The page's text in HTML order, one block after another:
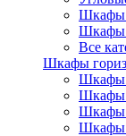
Шкафы
Шкафы
Все
Шкафы
Шкафы
Шкафы
Шкафы
Шкафы